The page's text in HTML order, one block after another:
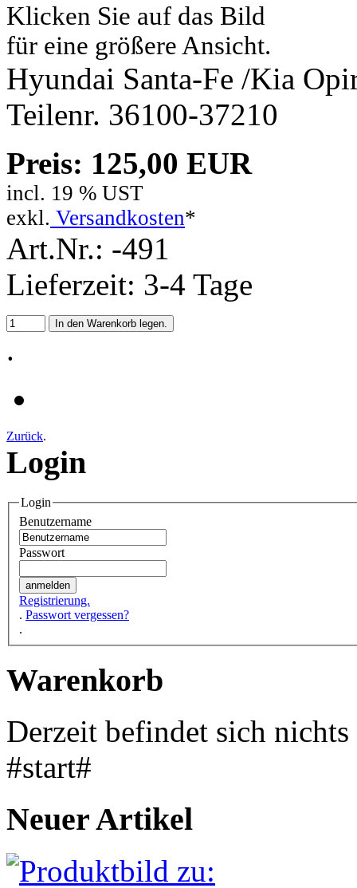
Klicken Sie auf das Bild
für eine größere Ansicht.
Hyundai Santa-Fe /Kia
Teilenr. 36100-37210
Preis: 125,00 EUR
incl. 19 % UST
exkl. Versandkosten*
Art.Nr.: -491
Lieferzeit: 3-4 Tage
.
Zurück.
Login
Login
Benutzername
Passwort
Registrierung.
. Passwort vergessen?
.
Warenkorb
Derzeit befindet sich
#start#
Neuer Artikel